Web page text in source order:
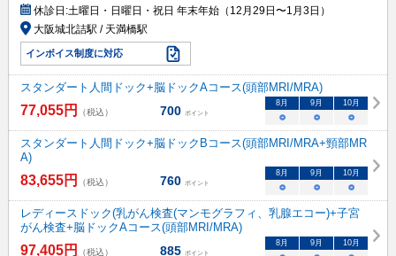
休診日:土曜日・日曜日・祝日 年末年始（12月29日〜1月3日）
大阪城北詰駅 / 天満橋駅
インボイス制度に対応
スタンダート人間ドック+脳ドックAコース(頭部MRI/MRA)
77,055円 （税込） 700 ポイント
8 月 9 月 10月
○ ○ ○
スタンダート人間ドック+脳ドックBコース(頭部MRI/MRA+頸部MR
A)
83,655円 （税込） 760 ポイント
8 月 9 月 10月
○ ○ ○
レディースドック(乳がん検査(マンモグラフィ、乳腺エコー)+子宮
がん検査+脳ドックAコース(頭部MRI/MRA)
97,405円 （税込） 885 ポイント
8 月 9 月 10月